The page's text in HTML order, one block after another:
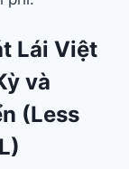
Lái Việt
và
(Less